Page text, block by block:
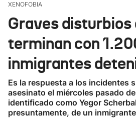
Eguraldia
XENOFOBIA
Graves disturbios
terminan con
inmigrantes
Es la respuesta a los incidentes
asesinato el miércoles pasado
identificado como Yegor
presuntamente, de un